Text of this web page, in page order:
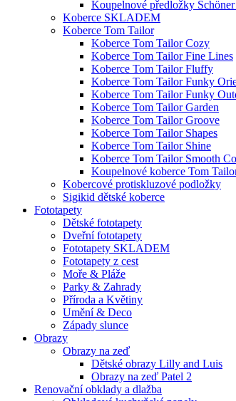
Koupelnové předložky
Koberce SKLADEM
Koberce Tom Tailor
Koberce Tom Tailor Cozy
Koberce Tom Tailor Fine Lines
Koberce Tom Tailor Fluffy
Koberce Tom Tailor Funky
Koberce Tom Tailor Funky
Koberce Tom Tailor Garden
Koberce Tom Tailor Groove
Koberce Tom Tailor Shapes
Koberce Tom Tailor Shine
Koberce Tom Tailor Smooth
Koupelnové koberce Tom
Kobercové protiskluzové podložky
Sigikid dětské koberce
Fototapety
Dětské fototapety
Dveřní fototapety
Fototapety SKLADEM
Fototapety z cest
Moře & Pláže
Parky & Zahrady
Příroda a Květiny
Umění & Deco
Západy slunce
Obrazy
Obrazy na zeď
Dětské obrazy Lilly and Luis
Obrazy na zeď Patel 2
Renovační obklady a dlažba